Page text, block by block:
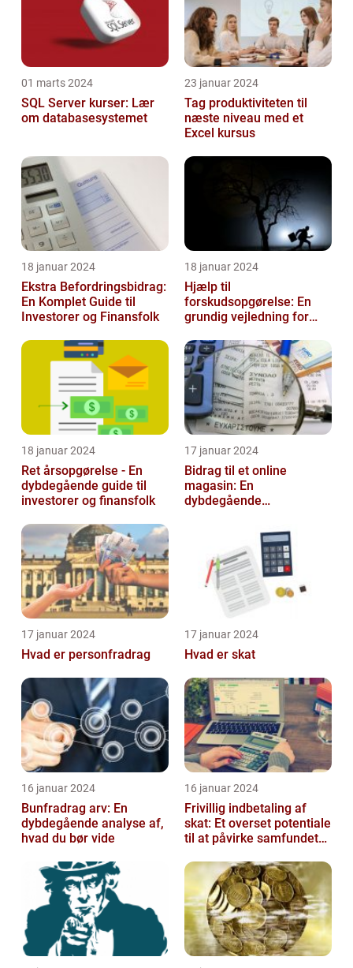
01 marts 2024
SQL Server kurser: Lær
om databasesystemet
23 januar 2024
Tag produktiviteten til
næste niveau med et
Excel kursus
18 januar 2024
Ekstra Befordringsbidrag:
En Komplet Guide til
Investorer og Finansfolk
18 januar 2024
Hjælp til
forskudsopgørelse: En
grundig vejledning for
18 januar 2024
Ret årsopgørelse - En
dybdegående guide til
investorer og finansfolk
17 januar 2024
Bidrag til et online
magasin: En
dybdegående
betydningen og
udviklingen over tid
17 januar 2024
Hvad er personfradrag
17 januar 2024
Hvad er skat
16 januar 2024
Bunfradrag arv: En
dybdegående analyse af,
hvad du bør vide
16 januar 2024
Frivillig indbetaling af
skat: Et overset potentiale
til at påvirke samfundet